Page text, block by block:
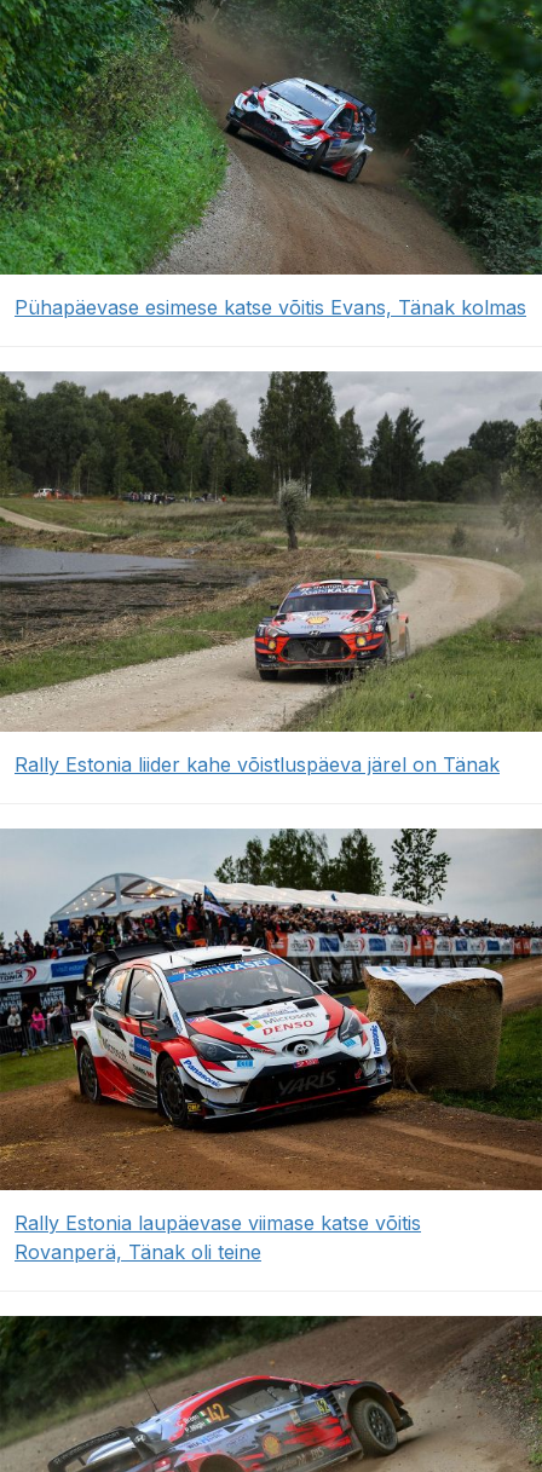
Pühapäevase esimese katse võitis Evans, Tänak kolmas
Rally Estonia liider kahe võistluspäeva järel on Tänak
Rally Estonia laupäevase viimase katse võitis
Rovanperä, Tänak oli teine